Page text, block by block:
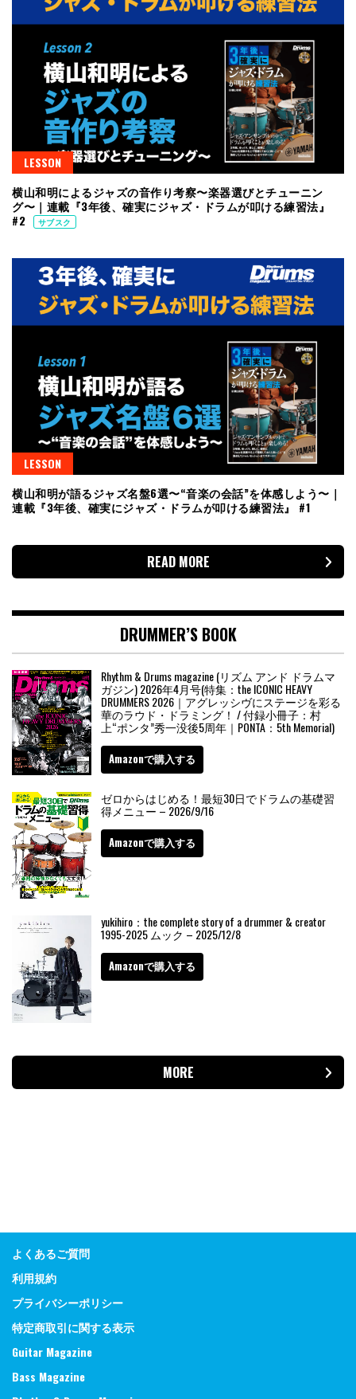
LESSON
横山和明によるジャズの音作り考察〜楽器選びとチューニン
グ〜｜連載『3年後、確実にジャズ・ドラムが叩ける練習法』
#2
サブスク
LESSON
横山和明が語るジャズ名盤6選〜“音楽の会話”を体感しよう〜｜
連載『3年後、確実にジャズ・ドラムが叩ける練習法』 #1
READ MORE
DRUMMER’S BOOK
Rhythm & Drums magazine (リズム アンド ドラムマ
ガジン) 2026年4月号(特集：the ICONIC HEAVY
DRUMMERS 2026｜アグレッシヴにステージを彩る
華のラウド・ドラミング！ / 付録小冊子：村
上“ポンタ”秀一没後5周年｜PONTA：5th Memorial)
Amazonで購入する
ゼロからはじめる！最短30日でドラムの基礎習
得メニュー – 2026/9/16
Amazonで購入する
yukihiro：the complete story of a drummer & creator
1995-2025 ムック – 2025/12/8
Amazonで購入する
MORE
よくあるご質問
利用規約
プライバシーポリシー
特定商取引に関する表示
Guitar Magazine
Bass Magazine